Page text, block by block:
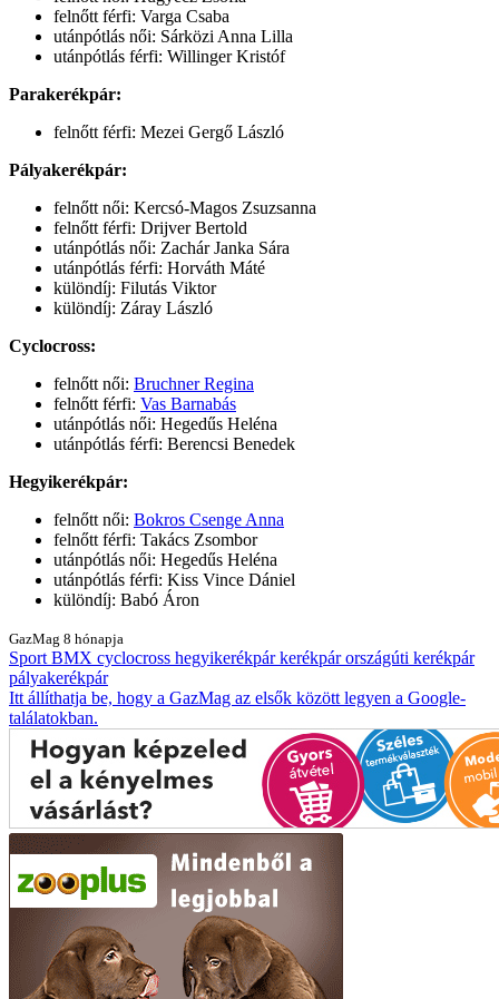
felnőtt férfi: Varga Csaba
utánpótlás női: Sárközi Anna Lilla
utánpótlás férfi: Willinger Kristóf
Parakerékpár:
felnőtt férfi: Mezei Gergő László
Pályakerékpár:
felnőtt női: Kercsó-Magos Zsuzsanna
felnőtt férfi: Drijver Bertold
utánpótlás női: Zachár Janka Sára
utánpótlás férfi: Horváth Máté
különdíj: Filutás Viktor
különdíj: Záray László
Cyclocross:
felnőtt női: Bruchner Regina
felnőtt férfi: Vas Barnabás
utánpótlás női: Hegedűs Heléna
utánpótlás férfi: Berencsi Benedek
Hegyikerékpár:
felnőtt női: Bokros Csenge Anna
felnőtt férfi: Takács Zsombor
utánpótlás női: Hegedűs Heléna
utánpótlás férfi: Kiss Vince Dániel
különdíj: Babó Áron
GazMag 8 hónapja
Sport BMX cyclocross hegyikerékpárkerékpárországúti kerékpár
pályakerékpár
Itt állíthatja be, hogy a GazMag az elsők között legyen a Google-
találatokban.